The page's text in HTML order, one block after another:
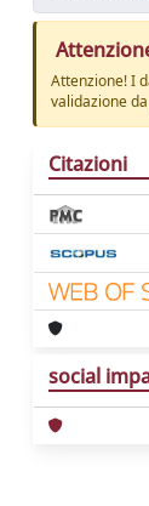
Attenzione! I
validazione
Citazioni
social